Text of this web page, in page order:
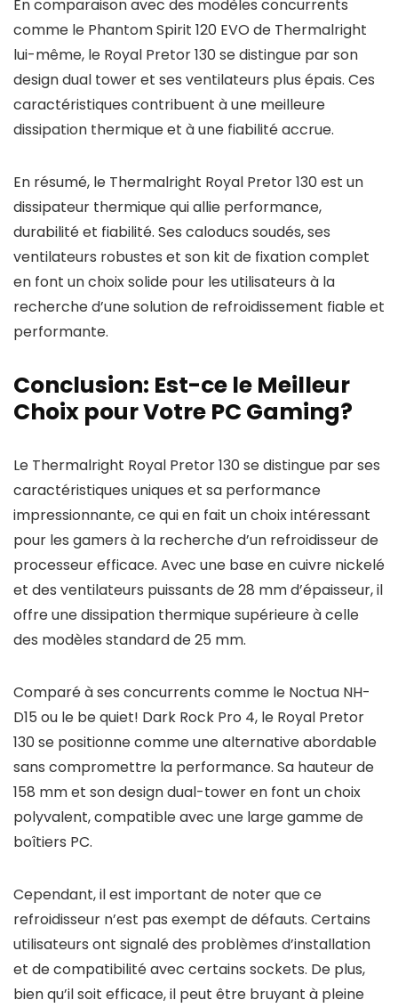
En comparaison avec des modèles concurrents
comme le Phantom Spirit 120 EVO de Thermalright
lui-même, le Royal Pretor 130 se distingue par son
design dual tower et ses ventilateurs plus épais. Ces
caractéristiques contribuent à une meilleure
dissipation thermique et à une fiabilité accrue.
En résumé, le Thermalright Royal Pretor 130 est un
dissipateur thermique qui allie performance,
durabilité et fiabilité. Ses caloducs soudés, ses
ventilateurs robustes et son kit de fixation complet
en font un choix solide pour les utilisateurs à la
recherche d’une solution de refroidissement fiable et
performante.
Conclusion: Est-ce le Meilleur
Choix pour Votre PC Gaming?
Le Thermalright Royal Pretor 130 se distingue par ses
caractéristiques uniques et sa performance
impressionnante, ce qui en fait un choix intéressant
pour les gamers à la recherche d’un refroidisseur de
processeur efficace. Avec une base en cuivre nickelé
et des ventilateurs puissants de 28 mm d’épaisseur, il
offre une dissipation thermique supérieure à celle
des modèles standard de 25 mm.
Comparé à ses concurrents comme le Noctua NH-
D15 ou le be quiet! Dark Rock Pro 4, le Royal Pretor
130 se positionne comme une alternative abordable
sans compromettre la performance. Sa hauteur de
158 mm et son design dual-tower en font un choix
polyvalent, compatible avec une large gamme de
boîtiers PC.
Cependant, il est important de noter que ce
refroidisseur n’est pas exempt de défauts. Certains
utilisateurs ont signalé des problèmes d’installation
et de compatibilité avec certains sockets. De plus,
bien qu’il soit efficace, il peut être bruyant à pleine